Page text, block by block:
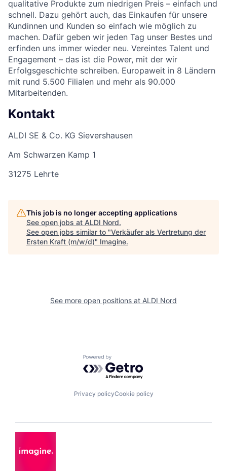
qualitative Produkte zum niedrigen Preis – einfach und
schnell. Dazu gehört auch, das Einkaufen für unsere
Kundinnen und Kunden so einfach wie möglich zu
machen. Dafür geben wir jeden Tag unser Bestes und
erfinden uns immer wieder neu. Vereintes Talent und
Engagement – das ist die Power, mit der wir
Erfolgsgeschichte schreiben. Europaweit in 8 Ländern
mit rund 5.500 Filialen und mehr als 90.000
Mitarbeitenden.
Kontakt
ALDI SE & Co. KG Sievershausen
Am Schwarzen Kamp 1
31275 Lehrte
This job is no longer accepting applications
See open jobs at ALDI Nord.
See open jobs similar to "Verkäufer als Vertretung der
Ersten Kraft (m/w/d)" Imagine.
See more open positions at ALDI Nord
Powered by Getro.com
Privacy policyCookie policy